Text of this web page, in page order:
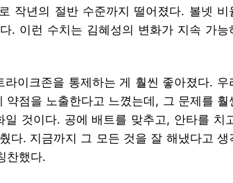
작년의 절반 수준까지 떨어졌다. 볼넷 비
. 이런 수치는 김혜성의 변화가 지속 가능
이크존을 통제하는 게 훨씬 좋아졌다. 우
점을 노출한다고 느꼈는데, 그 문제를 훨
것이다. 공에 배트를 맞추고, 안타를 치
다. 지금까지 그 모든 것을 잘 해냈다고 생
찬했다.